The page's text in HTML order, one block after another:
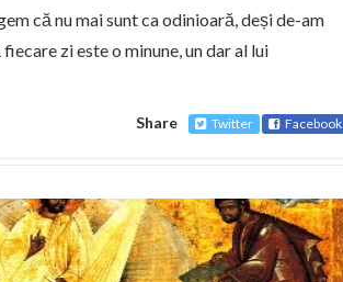
că nu mai sunt ca odinioară, deși de-am
zi este o minune, un dar al lui
Share Twitter Facebook